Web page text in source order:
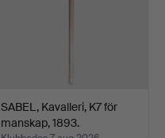
SABEL, Kavalleri, K7 för
manskap, 1893.